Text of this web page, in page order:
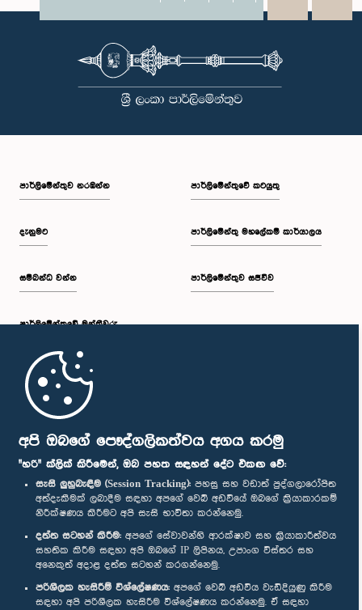
අපි ඔබගේ පෞද්ගලිකත්වය අගය කරමු
"හරි" ක්ලික් කිරීමෙන්, ඔබ පහත සඳහන් දේට එකඟ වේ:
සැසි ලුහුබැඳීම (Session Tracking): පහසු සහ වඩාත් පුද්ගලාරෝපිත
අත්දැකීමක් ලබාදීම සඳහා අපගේ වෙබ් අඩවියේ ඔබගේ ක්‍රියාකාරකම්
නිරීක්ෂණය කිරීමට අපි සැසි භාවිතා කරන්නෙමු.
දත්ත සටහන් කිරීම: අපගේ සේවාවන්හි ආරක්ෂාව සහ ක්‍රියාකාරීත්වය
සහතික කිරීම සඳහා අපි ඔබගේ IP ලිපිනය, උපාංග විස්තර සහ
අනෙකුත් අදාළ දත්ත සටහන් කරගන්නෙමු.
පරිශීලක හැසිරීම් විශ්ලේෂණය: අපගේ වෙබ් අඩවිය වැඩිදියුණු කිරීම
සඳහා අපි පරිශීලක හැසිරීම විශ්ලේෂණය කරන්නෙමු. ඒ සඳහා
WhatsAppLinkedIn
පාර්ලි‌මේන්තුව නරඹන්න
දැනුමට
සම්බන්ධ වන්න
පාර්ලි‌මේන්තුවේ මන්ත්‍රීවරු
මුල් පිටුව
පාර්ලිමේන්තුවේ කටයුතු
පාර්ලිමේන්තු මහලේකම් කාර්යාලය
පාර්ලිමේන්තුව සජීවීව
පාර්ලිමේන්තු ජංගම යෙදුම
අප හා සම්බන්ධ වී සිටින්න :
සම්මාන